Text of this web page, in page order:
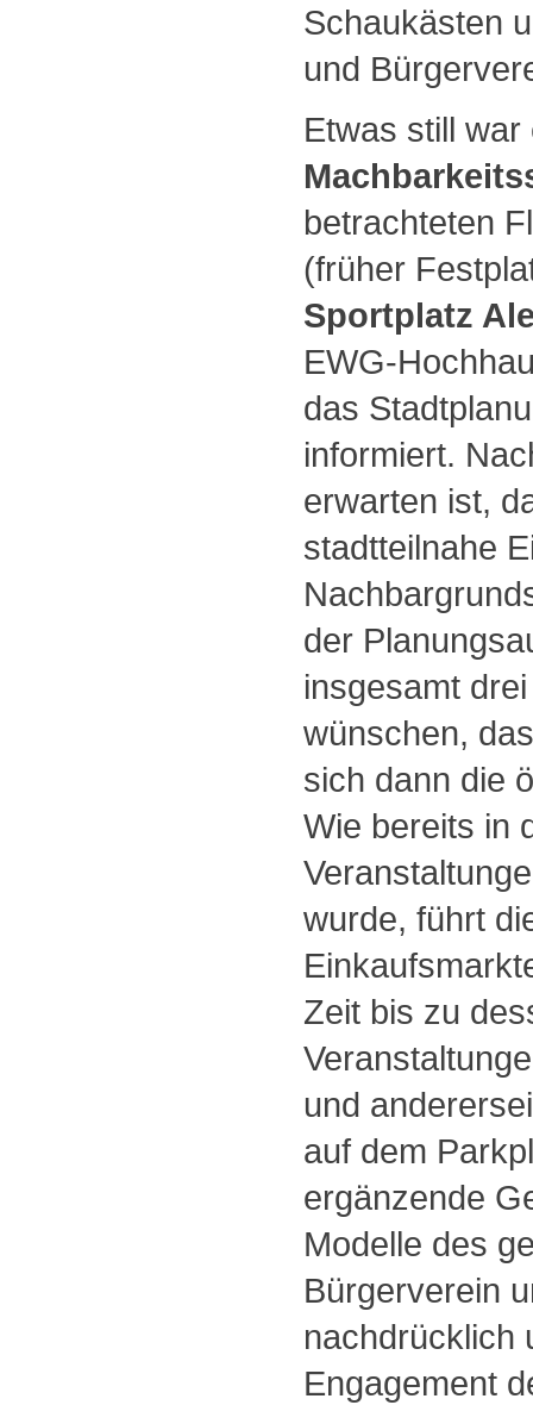
Schaukästen
und
Etwas still
betrachteten
(früher
Sportplatz
EWG-
das
informiert.
erwarten ist,
stadtteilnahe
der
insgesamt
wünschen,
sich dann die
Wie bereits in
wurde, führt
Zeit bis zu
und
auf dem
ergänzende
Modelle des
Bürgerverein
nachdrücklich
Engagement